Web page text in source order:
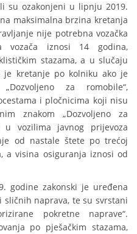
su ozakonjeni u lipnju 2019.
maksimalna brzina kretanja
nije potrebna vozačka
vozača iznosi 14 godina,
stazama, a u slučaju
je kretanje po kolniku ako je
za romobile“,
i pločnicima koji nisu
znakom „Dozvoljeno za
u vozilima javnog prijevoza
od nastale štete po trećoj
a visina osiguranja iznosi od
godine zakonski je uređena
naprava, te su svrstani
pokretne naprave“.
po pješačkim stazama,